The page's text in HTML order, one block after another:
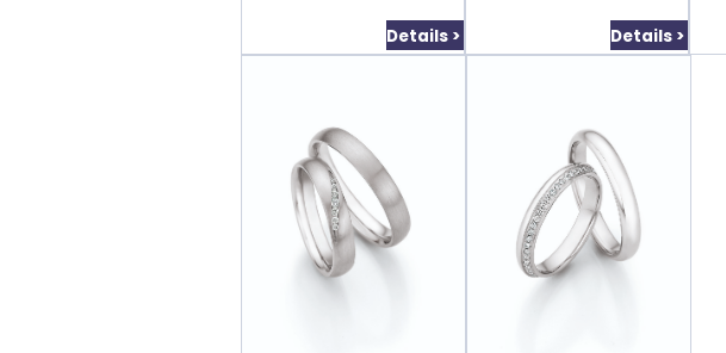
Details > Details >